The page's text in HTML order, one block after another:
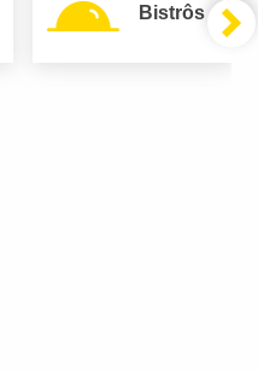
Bistrôs